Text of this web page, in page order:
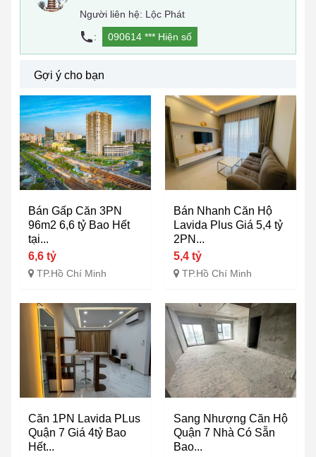
Người liên hệ: Lộc Phát
:
090614 *** Hiện số
Gợi ý cho bạn
Bán Gấp Căn 3PN
96m2 6,6 tỷ Bao Hết
tại...
6,6 tỷ
TP.Hồ Chí Minh
Bán Nhanh Căn Hộ
Lavida Plus Giá 5,4 tỷ
2PN...
5,4 tỷ
TP.Hồ Chí Minh
Căn 1PN Lavida PLus
Quận 7 Giá 4tỷ Bao
Hết...
Sang Nhượng Căn Hộ
Quận 7 Nhà Có Sẵn
Bao...